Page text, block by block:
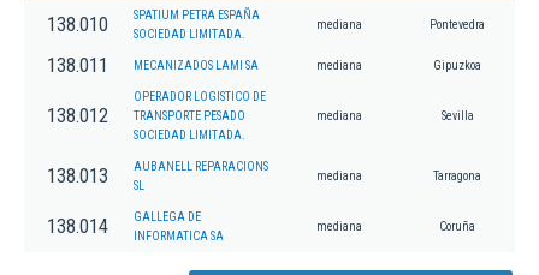
138.010
SPATIUM PETRA ESPAÑA
SOCIEDAD LIMITADA.
mediana Pontevedra
138.011 MECANIZADOS LAMI SA mediana Gipuzkoa
138.012
OPERADOR LOGISTICO DE
TRANSPORTE PESADO
SOCIEDAD LIMITADA.
mediana Sevilla
138.013
AUBANELL REPARACIONS
SL
mediana Tarragona
138.014
GALLEGA DE
INFORMATICA SA
mediana Coruña